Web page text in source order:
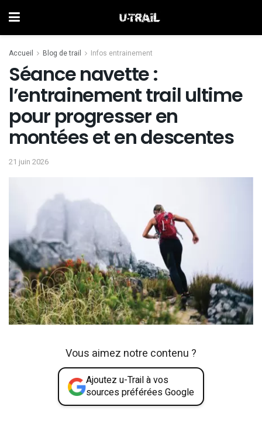
Accueil Blog de trail Infos entrainement
Séance navette :
l’entrainement trail ultime
pour progresser en
montées et en descentes
21 juin 2026
Vous aimez notre contenu ?
Ajoutez u-Trail à vos
sources préférées Google